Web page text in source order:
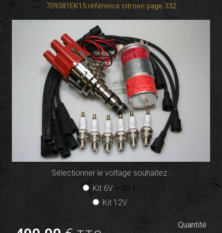
709381EK15 référence citroen page 332
Sélectionner le voltage souhaitez :
Kit 6V + 30 €
Kit 12V
Quantité